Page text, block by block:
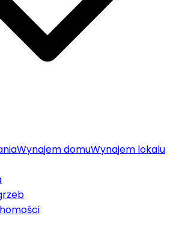
Wynajem domuWynajem lokalu